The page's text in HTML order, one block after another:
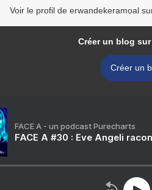
Voir le profil de erwandekeramoal
Créer un blog
Créer un
FACE A - un podcast Purecharts
FACE A #30 : Eve Angeli